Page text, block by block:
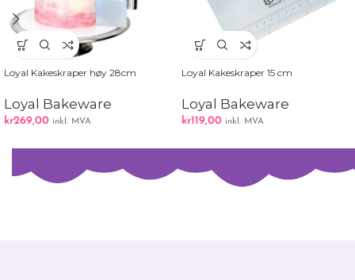
Loyal Kakeskraper høy 28cm
Loyal Bakeware
kr269,00 inkl. MVA
Loyal Kakeskraper 15 cm
Loyal Bakeware
kr119,00 inkl. MVA